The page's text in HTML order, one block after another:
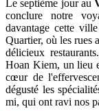
Le septième jour au
conclure notre
davantage cette
Quartier, où les rues
délicieux
Hoan Kiem, un lieu
cœur de
dégusté les
mi, qui ont ravi nos